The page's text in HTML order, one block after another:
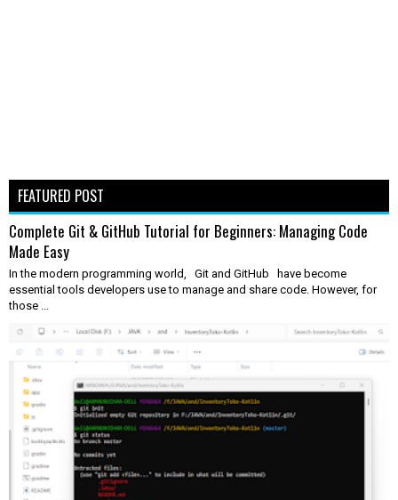
FEATURED POST
Complete Git & GitHub Tutorial for Beginners: Managing Code
Made Easy
In the modern programming world, Git and GitHub have become
essential tools developers use to manage and share code. However, for
those ...